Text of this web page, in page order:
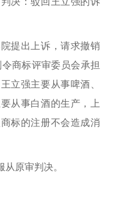
提出上诉，请求撤销
商标评审委员会承担
立强主要从事啤酒、
从事白酒的生产，上
标的注册不会造成消
原审判决。